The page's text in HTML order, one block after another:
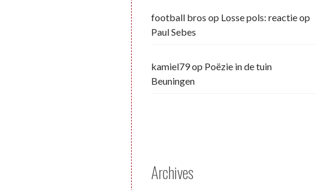
football bros op Losse pols: reactie op
Paul Sebes
kamiel79op Poëzie in de tuin
Beuningen
Archives